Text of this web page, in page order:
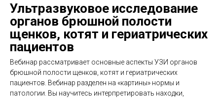
Ультразвуковое исследование
органов брюшной полости
щенков, котят и гериатрических
пациентов
Вебинар рассматривает основные аспекты УЗИ органов
брюшной полости щенков, котят и гериатрических
пациентов. Вебинар разделен на «картины» нормы и
патологии. Вы научитесь интерпретировать находки,